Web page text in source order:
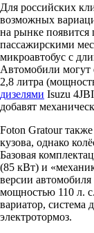
Для российских
возможных
на рынке появится
пассажирскими
микроавтобус с
Автомобили могут
2,8 литра
дизелями Isuzu
добавят
Foton Gratour
кузова, однако
Базовая
(85 кВт) и
версии
мощностью 110 л.
вариатор, система
электротормоз.